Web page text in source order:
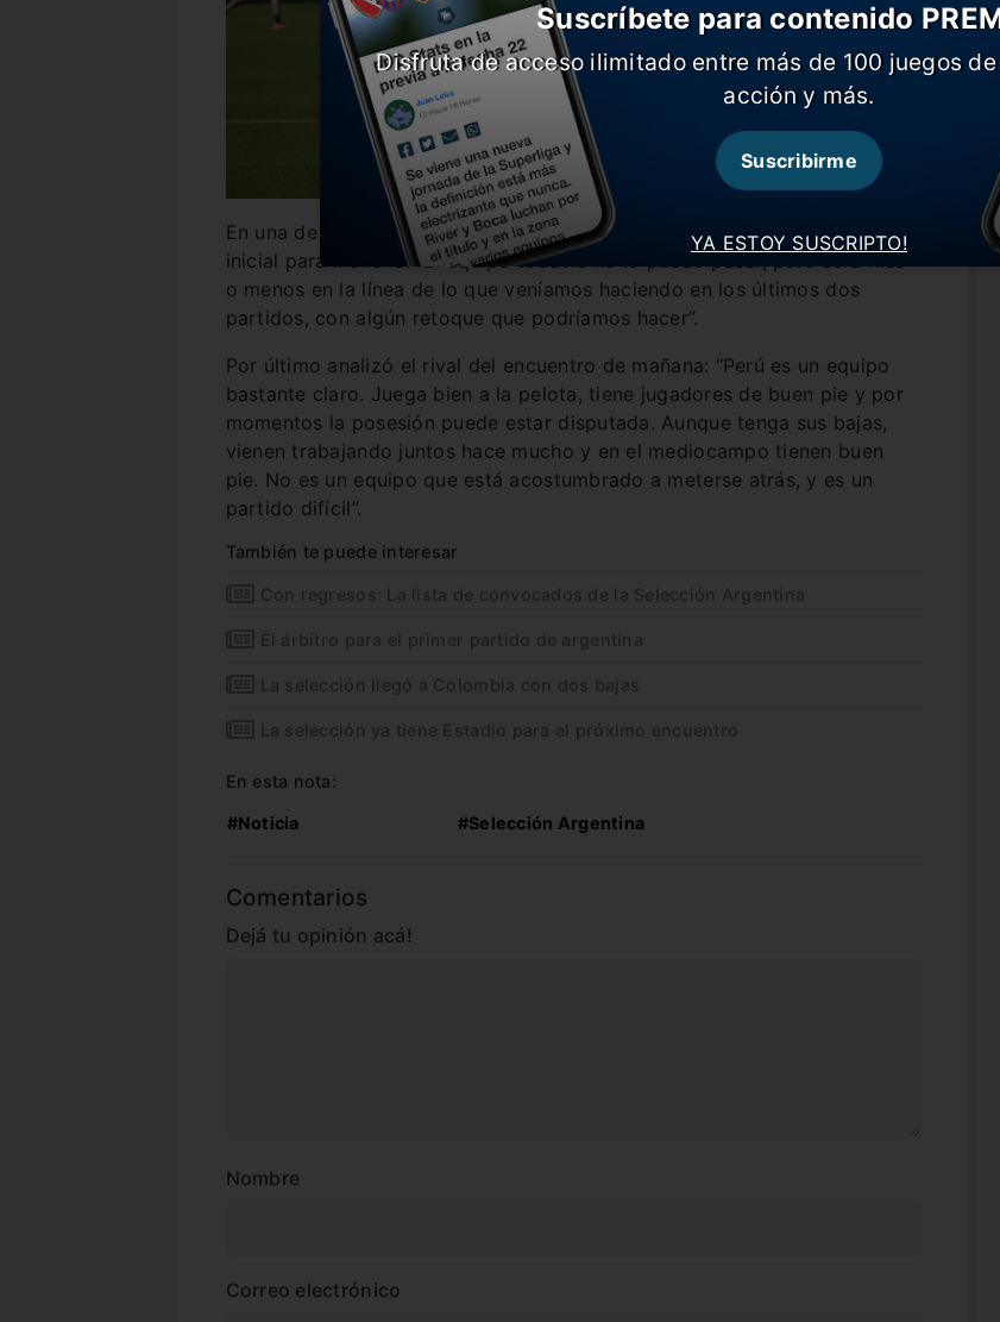
En una de las primeras preguntas, el entrenador no confirmó el once
inicial para mañana: “El equipo todavía no lo puedo pasar, pero será más
o menos en la línea de lo que veníamos haciendo en los últimos dos
partidos, con algún retoque que podríamos hacer”.
Por último analizó el rival del encuentro de mañana: “Perú es un equipo
bastante claro. Juega bien a la pelota, tiene jugadores de buen pie y por
momentos la posesión puede estar disputada. Aunque tenga sus bajas,
vienen trabajando juntos hace mucho y en el mediocampo tienen buen
pie. No es un equipo que está acostumbrado a meterse atrás, y es un
partido difícil”.
También te puede interesar
Con regresos: La lista de convocados de la Selección Argentina
El árbitro para el primer partido de argentina
La selección llegó a Colombia con dos bajas
La selección ya tiene Estadio para el próximo encuentro
En esta nota:
#Noticia #Selección Argentina
Comentarios
Dejá tu opinión acá!
Nombre
Correo electrónico
YA ESTOY SUSCRIPTO!
Suscríbete para contenido
Disfruta de acceso ilimitado entre más de 100 juegos
acción y más.
Suscribirme